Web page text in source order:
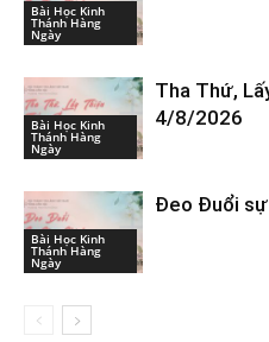
Bài Học Kinh
Thánh Hàng
Ngày
Bài Học Kinh
Thánh Hàng
Ngày
Tha Thứ,
4/8/2026
Bài Học Kinh
Thánh Hàng
Ngày
Đeo Đuổi